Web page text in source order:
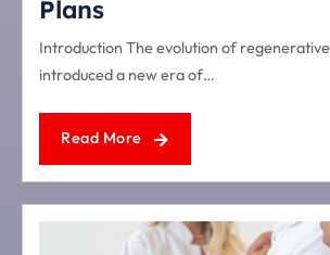
Plans
Introduction The evolution of
introduced a new era of…
Read More